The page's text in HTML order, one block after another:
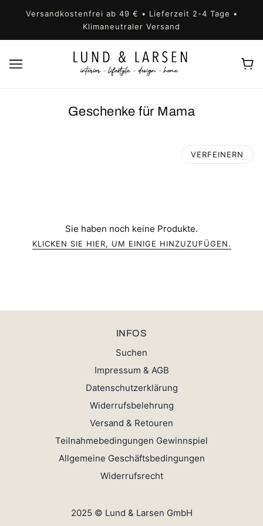
Versandkostenfrei ab 49 € • Lieferzeit 2-4 Tage •
Klimaneutraler Versand
Geschenke für Mama
VERFEINERN
Sie haben noch keine Produkte.
KLICKEN SIE HIER, UM EINIGE HINZUZUFÜGEN.
INFOS
Suchen
Impressum & AGB
Datenschutzerklärung
Widerrufsbelehrung
Versand & Retouren
Teilnahmebedingungen Gewinnspiel
Allgemeine Geschäftsbedingungen
Widerrufsrecht
2025 © Lund & Larsen GmbH